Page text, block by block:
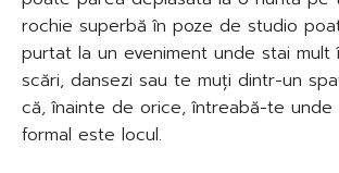
rochie superbă în poze de studio
purtat la un eveniment unde stai mult
scări, dansezi sau te muți dintr-un
că, înainte de orice, întreabă-te
formal este locul.